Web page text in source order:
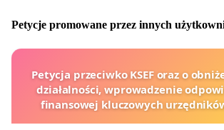
Petycje promowane przez innych
Petycja przeciwko KSEF oraz o
działalności, wprowadzenie
finansowej kluczowych